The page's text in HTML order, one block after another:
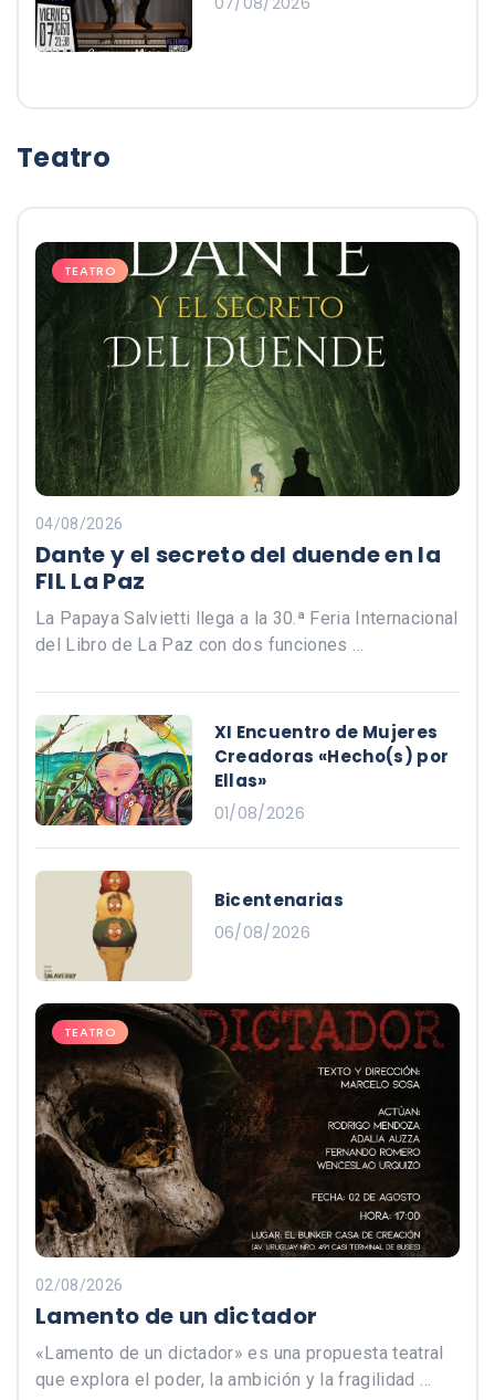
Teatro
TEATRO
04/08/2026
Dante y el secreto del duende en la
FIL La Paz
La Papaya Salvietti llega a la 30.ª Feria Internacional
del Libro de La Paz con dos funciones …
XI Encuentro de Mujeres
Creadoras «Hecho(s) por
Ellas»
01/08/2026
Bicentenarias
06/08/2026
TEATRO
02/08/2026
Lamento de un dictador
«Lamento de un dictador» es una propuesta teatral
que explora el poder, la ambición y la fragilidad …